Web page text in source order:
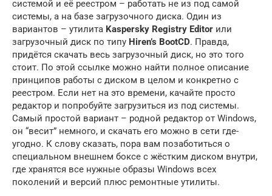
системой и её реестром – работать не из под самой
системы, а на базе загрузочного диска. Один из
вариантов – утилита Kaspersky Registry Editor или
загрузочный диск по типу Hiren’s BootCD. Правда,
придётся скачать весь загрузочный диск, но это того
стоит. По этой ссылке можно найти полное описание
принципов работы с диском в целом и конкретно с
реестром. Если нет на это времени, качайте просто
редактор и попробуйте загрузиться из под системы.
Самый простой вариант – родной редактор от Windows,
он “весит” немного, и скачать его можно в сети где-
угодно. К слову сказать, пора вам позаботиться о
специальном внешнем боксе с жёстким диском внутри,
где хранятся все нужные образы Windows всех
поколений и версий плюс ремонтные утилиты.